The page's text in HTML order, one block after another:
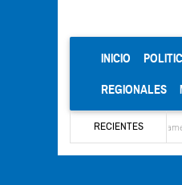
INICIO
REGIONALES
RECIENTES
oro en los Juegos Centroamericanos y del